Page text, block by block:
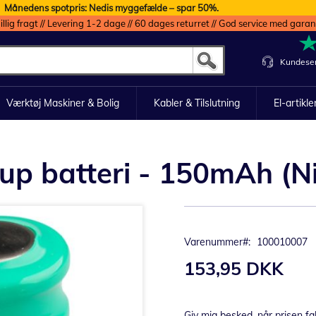
Månedens spotpris: Nedis myggefælde – spar 50%.
fragt // Levering 1-2 dage // 60 dages returret // God service med
Værktøj Maskiner & Bolig Kabler & Tilslutning El-
batteri - 150mAh
Varenummer 100010007
153,95 DKK